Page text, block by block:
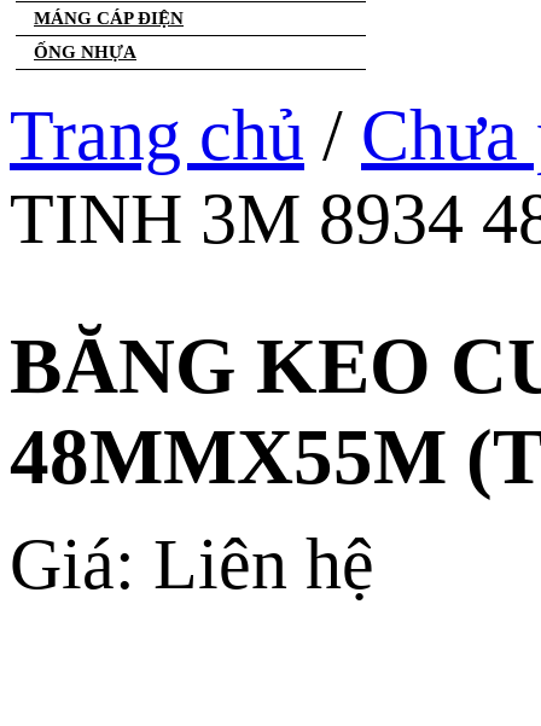
MÁNG CÁP ĐIỆN
ỐNG NHỰA
Trang chủ / Chưa
TINH 3M 8934
BĂNG KEO
48MMX55M
Giá: Liên hệ